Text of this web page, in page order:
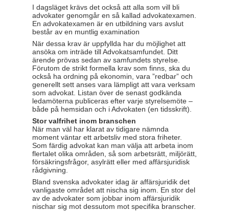
I dagsläget krävs det också att alla som vill bli
advokater genomgår en så kallad advokatexamen.
En advokatexamen är en utbildning vars avslut
består av en muntlig examination
När dessa krav är uppfyllda har du möjlighet att
ansöka om inträde till Advokatsamfundet. Ditt
ärende prövas sedan av samfundets styrelse.
Förutom de strikt formella krav som finns, ska du
också ha ordning på ekonomin, vara ”redbar” och
generellt sett anses vara lämpligt att vara verksam
som advokat. Listan över de senast godkända
ledamöterna publiceras efter varje styrelsemöte –
både på hemsidan och i Advokaten (en tidsskrift).
Stor valfrihet inom branschen
När man väl har klarat av tidigare nämnda
moment väntar ett arbetsliv med stora friheter.
Som färdig advokat kan man välja att arbeta inom
flertalet olika områden, så som arbetsrätt, miljörätt,
försäkringsfrågor, asylrätt eller med affärsjuridisk
rådgivning.
Bland svenska advokater idag är affärsjuridik det
vanligaste området att nischa sig inom. En stor del
av de advokater som jobbar inom affärsjuridik
nischar sig mot dessutom mot specifika branscher.